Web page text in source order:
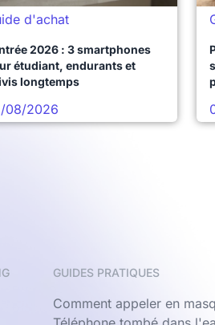
d'achat
2026 : 3 smartphones
étudiant, endurants et
longtemps
08/2026
GUIDES PRATIQUES
Comment appeler en